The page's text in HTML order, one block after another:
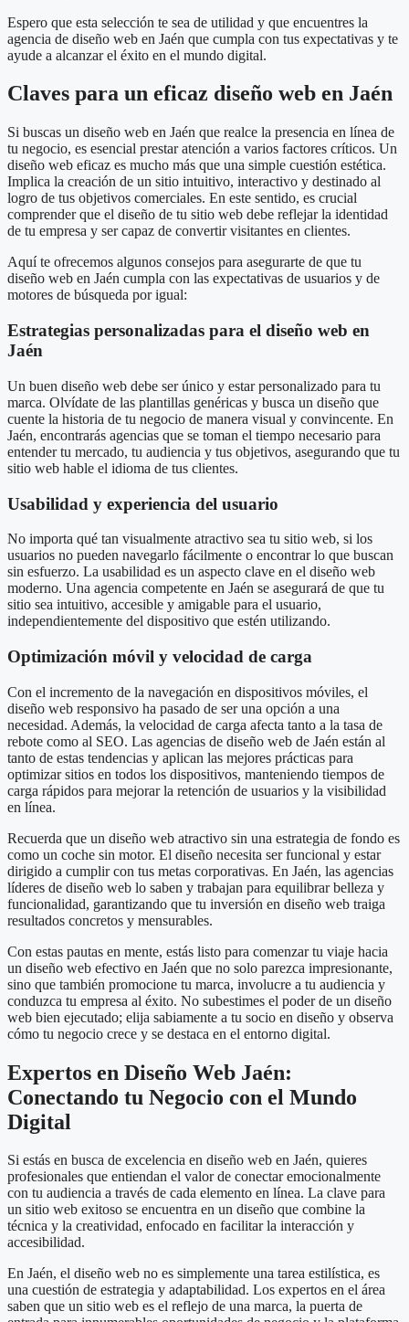
Espero que esta selección te sea de utilidad y que encuentres la
agencia de diseño web en Jaén que cumpla con tus expectativas y te
ayude a alcanzar el éxito en el mundo digital.
Claves para un eficaz diseño web en Jaén
Si buscas un diseño web en Jaén que realce la presencia en línea de
tu negocio, es esencial prestar atención a varios factores críticos. Un
diseño web eficaz es mucho más que una simple cuestión estética.
Implica la creación de un sitio intuitivo, interactivo y destinado al
logro de tus objetivos comerciales. En este sentido, es crucial
comprender que el diseño de tu sitio web debe reflejar la identidad
de tu empresa y ser capaz de convertir visitantes en clientes.
Aquí te ofrecemos algunos consejos para asegurarte de que tu
diseño web en Jaén cumpla con las expectativas de usuarios y de
motores de búsqueda por igual:
Estrategias personalizadas para el diseño web en
Jaén
Un buen diseño web debe ser único y estar personalizado para tu
marca. Olvídate de las plantillas genéricas y busca un diseño que
cuente la historia de tu negocio de manera visual y convincente. En
Jaén, encontrarás agencias que se toman el tiempo necesario para
entender tu mercado, tu audiencia y tus objetivos, asegurando que tu
sitio web hable el idioma de tus clientes.
Usabilidad y experiencia del usuario
No importa qué tan visualmente atractivo sea tu sitio web, si los
usuarios no pueden navegarlo fácilmente o encontrar lo que buscan
sin esfuerzo. La usabilidad es un aspecto clave en el diseño web
moderno. Una agencia competente en Jaén se asegurará de que tu
sitio sea intuitivo, accesible y amigable para el usuario,
independientemente del dispositivo que estén utilizando.
Optimización móvil y velocidad de carga
Con el incremento de la navegación en dispositivos móviles, el
diseño web responsivo ha pasado de ser una opción a una
necesidad. Además, la velocidad de carga afecta tanto a la tasa de
rebote como al SEO. Las agencias de diseño web de Jaén están al
tanto de estas tendencias y aplican las mejores prácticas para
optimizar sitios en todos los dispositivos, manteniendo tiempos de
carga rápidos para mejorar la retención de usuarios y la visibilidad
en línea.
Recuerda que un diseño web atractivo sin una estrategia de fondo es
como un coche sin motor. El diseño necesita ser funcional y estar
dirigido a cumplir con tus metas corporativas. En Jaén, las agencias
líderes de diseño web lo saben y trabajan para equilibrar belleza y
funcionalidad, garantizando que tu inversión en diseño web traiga
resultados concretos y mensurables.
Con estas pautas en mente, estás listo para comenzar tu viaje hacia
un diseño web efectivo en Jaén que no solo parezca impresionante,
sino que también promocione tu marca, involucre a tu audiencia y
conduzca tu empresa al éxito. No subestimes el poder de un diseño
web bien ejecutado; elija sabiamente a tu socio en diseño y observa
cómo tu negocio crece y se destaca en el entorno digital.
Expertos en Diseño Web Jaén:
Conectando tu Negocio con el Mundo
Digital
Si estás en busca de excelencia en diseño web en Jaén, quieres
profesionales que entiendan el valor de conectar emocionalmente
con tu audiencia a través de cada elemento en línea. La clave para
un sitio web exitoso se encuentra en un diseño que combine la
técnica y la creatividad, enfocado en facilitar la interacción y
accesibilidad.
En Jaén, el diseño web no es simplemente una tarea estilística, es
una cuestión de estrategia y adaptabilidad. Los expertos en el área
saben que un sitio web es el reflejo de una marca, la puerta de